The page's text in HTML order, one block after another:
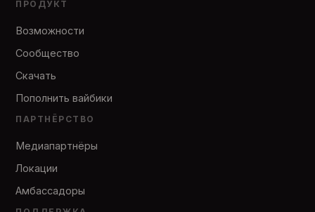
ПРОДУКТ
Возможности
Сообщество
Скачать
Пополнить вайбики
ПАРТНЁРСТВО
Медиапартнёры
Локации
Амбассадоры